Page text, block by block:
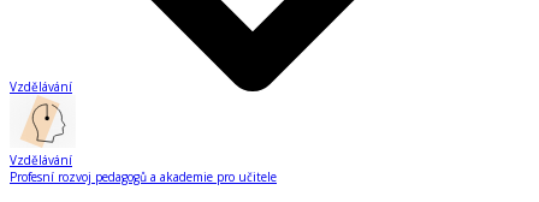
Vzdělávání
Vzdělávání
Profesní rozvoj pedagogů a akademie pro učitele